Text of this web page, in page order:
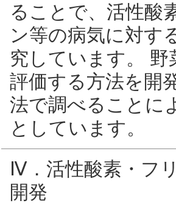
ることで、活性酸
ン等の病気に対す
究しています。 野
評価する方法を開
法で調べることに
としています。
Ⅳ．活性酸素・フ
開発